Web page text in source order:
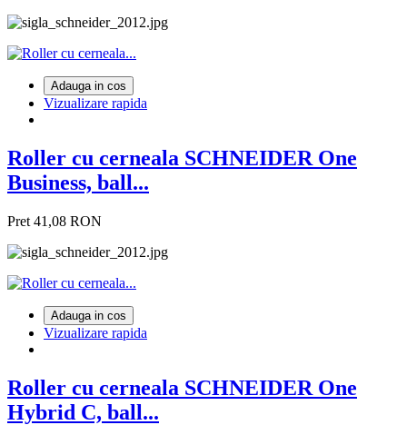
Adauga in cos
Vizualizare rapida
Roller cu cerneala SCHNEIDER One
Business, ball...
Pret 41,08 RON
Adauga in cos
Vizualizare rapida
Roller cu cerneala SCHNEIDER One
Hybrid C, ball...